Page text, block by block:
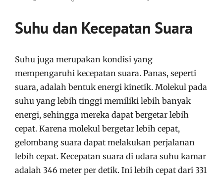
Suhu dan Kecepatan Suara
Suhu juga merupakan kondisi yang
mempengaruhi kecepatan suara. Panas, seperti
suara, adalah bentuk energi kinetik. Molekul pada
suhu yang lebih tinggi memiliki lebih banyak
energi, sehingga mereka dapat bergetar lebih
cepat. Karena molekul bergetar lebih cepat,
gelombang suara dapat melakukan perjalanan
lebih cepat. Kecepatan suara di udara suhu kamar
adalah 346 meter per detik. Ini lebih cepat dari 331